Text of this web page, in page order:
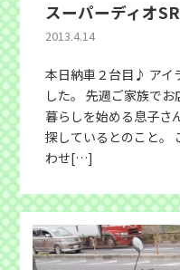
スーパーディオ
2013.4.14
本日納車２台目♪ アイ
した。 先週ご家族で
暮らしを始める息子さ
探しているとのこと。
わせ[…]